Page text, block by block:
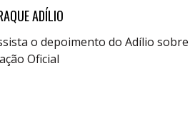
ADÍLIO
o depoimento do Adílio sobre
Oficial